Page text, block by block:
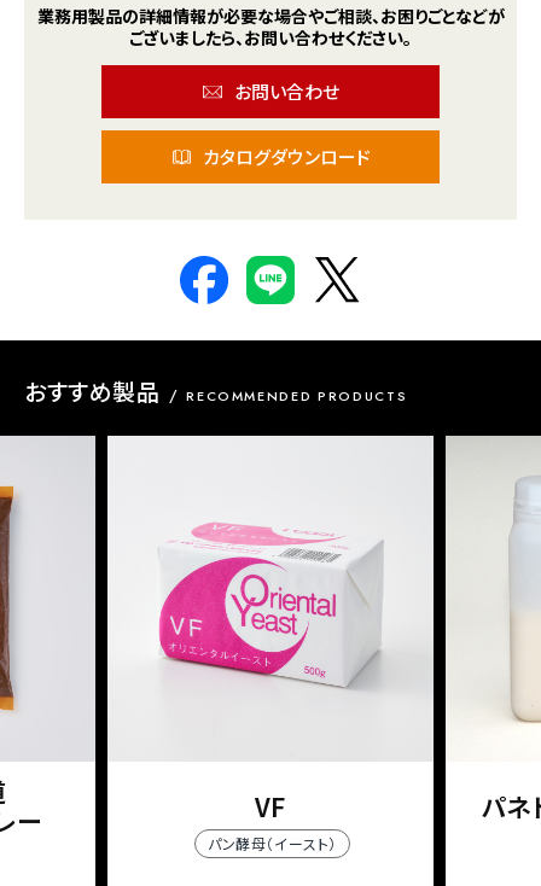
業務用製品の詳細情報が必要な場合やご相談、お困りごとなどが
ございましたら、お問い合わせください。
お問い合わせ
カタログダウンロード
おすすめ製品 RECOMMENDED PRODUCTS
ー
VF
パン酵母（イースト）
パネ